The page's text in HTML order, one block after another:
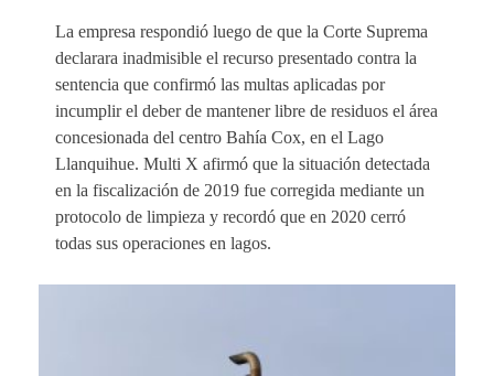
La empresa respondió luego de que la Corte Suprema
declarara inadmisible el recurso presentado contra la
sentencia que confirmó las multas aplicadas por
incumplir el deber de mantener libre de residuos el área
concesionada del centro Bahía Cox, en el Lago
Llanquihue. Multi X afirmó que la situación detectada
en la fiscalización de 2019 fue corregida mediante un
protocolo de limpieza y recordó que en 2020 cerró
todas sus operaciones en lagos.